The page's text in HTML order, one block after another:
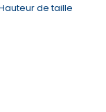
de taille